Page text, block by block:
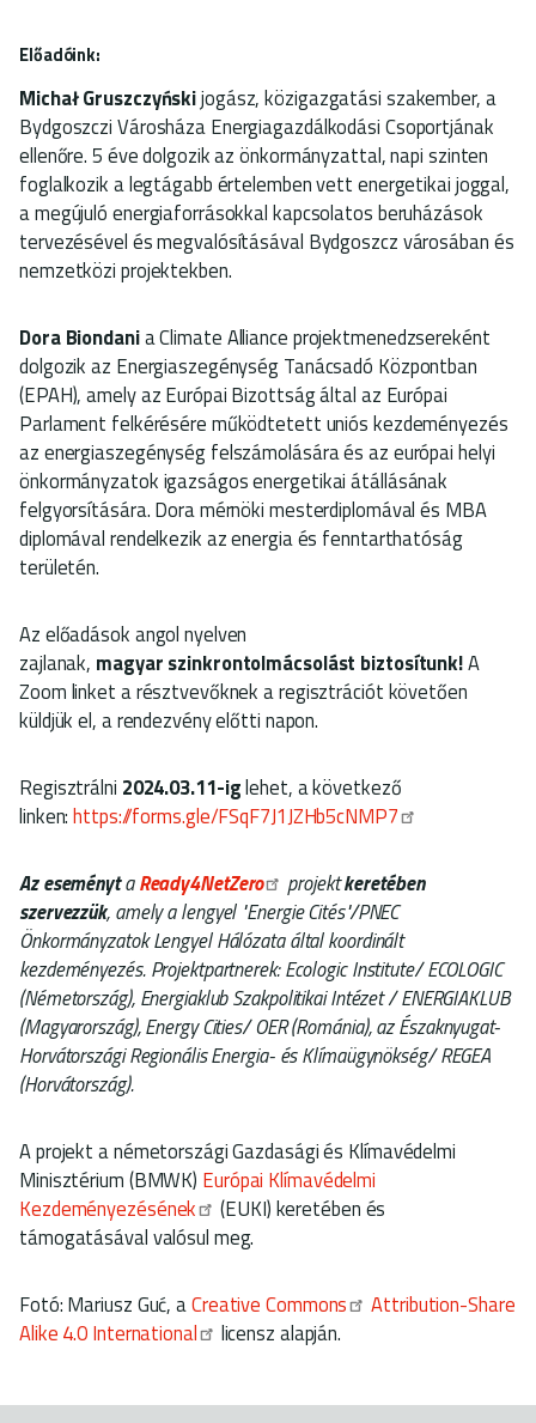
Előadóink:
Michał Gruszczyńskijogász, közigazgatási szakember, a
Bydgoszczi Városháza Energiagazdálkodási Csoportjának
ellenőre. 5 éve dolgozik az önkormányzattal, napi szinten
foglalkozik a legtágabb értelemben vett energetikai joggal,
a megújuló energiaforrásokkal kapcsolatos beruházások
tervezésével és megvalósításával Bydgoszcz városában és
nemzetközi projektekben.
Dora Biondania Climate Alliance projektmenedzsereként
dolgozik az Energiaszegénység Tanácsadó Központban
(EPAH), amely az Európai Bizottság által az Európai
Parlament felkérésére működtetett uniós kezdeményezés
az energiaszegénység felszámolására és az európai helyi
önkormányzatok igazságos energetikai átállásának
felgyorsítására. Dora mérnöki mesterdiplomával és MBA
diplomával rendelkezik az energia és fenntarthatóság
területén.
Az előadások angol nyelven
zajlanak, magyar szinkrontolmácsolást biztosítunk!A
Zoom linket a résztvevőknek a regisztrációt követően
küldjük el, a rendezvény előtti napon.
Regisztrálni 2024.03.11-iglehet, a következő
linken:https://forms.gle/FSqF7J1JZHb5cNMP7
Az eseménytaReady4NetZero projektkeretében
szervezzük, amely a lengyel "Energie Cités"/PNEC
Önkormányzatok Lengyel Hálózata által koordinált
kezdeményezés. Projektpartnerek: Ecologic Institute/ ECOLOGIC
(Németország), Energiaklub Szakpolitikai Intézet / ENERGIAKLUB
(Magyarország), Energy Cities/ OER (Románia), az Északnyugat-
Horvátországi Regionális Energia- és Klímaügynökség/ REGEA
(Horvátország).
A projekt a németországi Gazdasági és Klímavédelmi
Minisztérium (BMWK) Európai Klímavédelmi
Kezdeményezésének
(EUKI) keretében és
támogatásával valósul meg.
Fotó: Mariusz Guć, aCreative Commons
Attribution-Share
Alike 4.0 International
licensz alapján.